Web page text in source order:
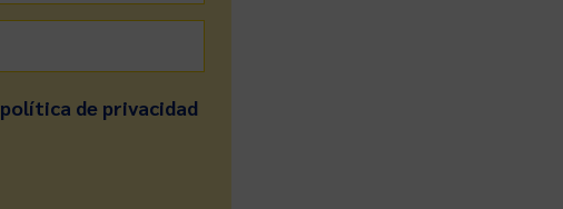
política de privacidad